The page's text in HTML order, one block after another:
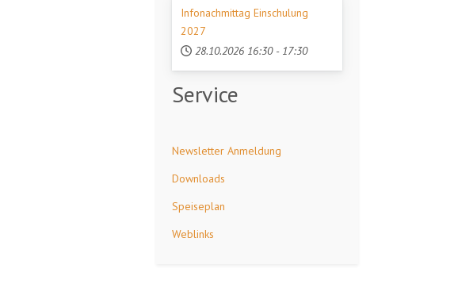
Infonachmittag Einschulung
2027
28.10.2026 16:30 - 17:30
Service
Newsletter Anmeldung
Downloads
Speiseplan
Weblinks